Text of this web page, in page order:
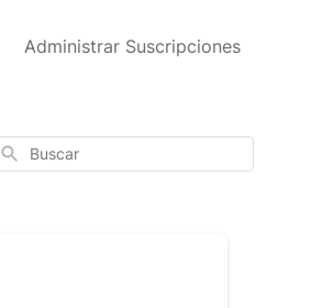
Administrar Suscripciones
Buscar